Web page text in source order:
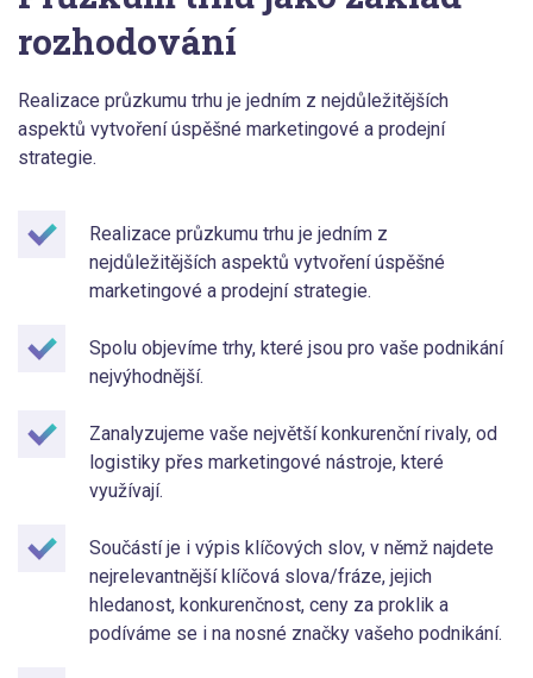
rozhodování
Realizace průzkumu trhu je jedním z nejdůležitějších
aspektů vytvoření úspěšné marketingové a prodejní
strategie.
Realizace průzkumu trhu je jedním z
nejdůležitějších aspektů vytvoření úspěšné
marketingové a prodejní strategie.
Spolu objevíme trhy, které jsou pro vaše podnikání
nejvýhodnější.
Zanalyzujeme vaše největší konkurenční rivaly, od
logistiky přes marketingové nástroje, které
využívají.
Součástí je i výpis klíčových slov, v němž najdete
nejrelevantnější klíčová slova/fráze, jejich
hledanost, konkurenčnost, ceny za proklik a
podíváme se i na nosné značky vašeho podnikání.